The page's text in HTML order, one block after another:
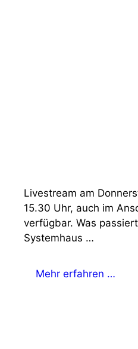
Livestream am
15.30 Uhr, auch im
verfügbar. Was
Systemhaus …
Mehr erfahren …